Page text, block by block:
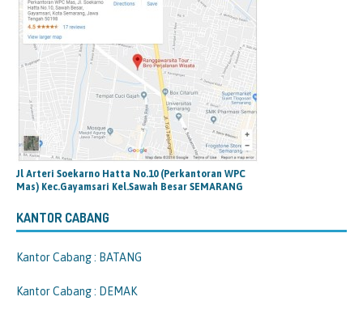
Jl Arteri Soekarno Hatta No.10 (Perkantoran WPC
Mas) Kec.Gayamsari Kel.Sawah Besar SEMARANG
KANTOR CABANG
Kantor Cabang : BATANG
Kantor Cabang : DEMAK